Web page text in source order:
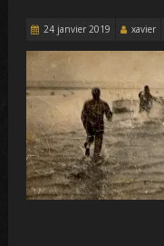
24 janvier 2019 xavier